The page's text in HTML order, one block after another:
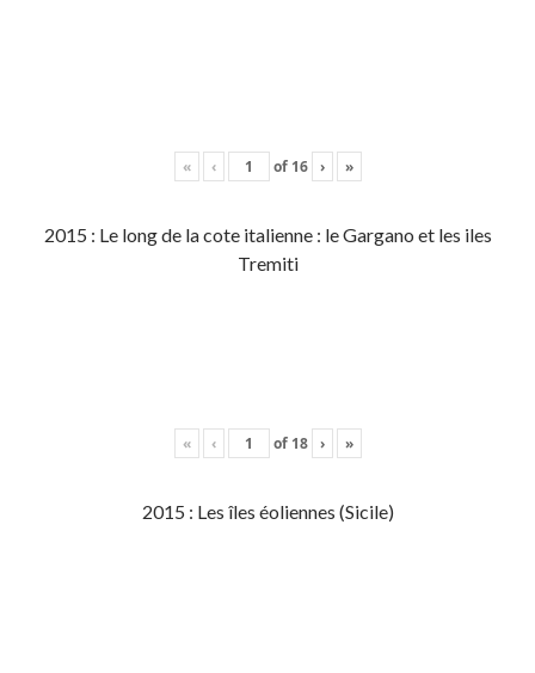
« ‹ of 16 › »
2015 : Le long de la cote italienne : le Gargano et les iles
Tremiti
« ‹ of 18 › »
2015 : Les îles éoliennes (Sicile)